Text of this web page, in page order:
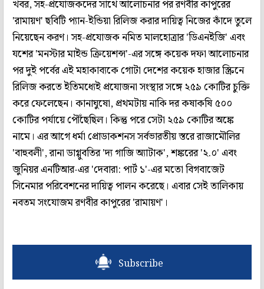
খবর, সহ-প্রযোজকদের সাথে আলোচনার পর রণবীর কাপুরের
'রামায়ণ' ছবিটি প্যান-ইন্ডিয়া রিলিজ করার দায়িত্ব নিজের কাঁদে তুলে
নিয়েছেন করণ। সহ-প্রযোজক নমিত মালহোত্রার 'ডিএনইজি' এবং
যশের 'মনস্টার মাইন্ড ক্রিয়েশন্স'-এর সঙ্গে কয়েক দফা আলোচনার
পর দুই পর্বের এই মহাকাব্যকে গোটা দেশের কয়েক হাজার স্ক্রিনে
রিলিজ করতে ইতিমধ্যেই প্রযোজনা সংস্থার সঙ্গে ২৫৯ কোটির চুক্তি
করে ফেলেছেন। কানাঘুষো, প্রথমটায় নাকি দর কষাকষি ৫০০
কোটির পর্যায়ে পৌঁছেছিল। কিন্তু পরে সেটা ২৫৯ কোটির অঙ্কে
নামে। এর আগে ধর্মা প্রোডাকশনস সর্বভারতীয় স্তরে রাজামৌলির
'বাহুবলী', রানা ডাগ্গুবতির 'দ্য গাজি অ্যাটাক', শঙ্করের '২.০' এবং
জুনিয়র এনটিআর-এর 'দেবারা: পার্ট ১'-এর মতো বিগবাজেট
সিনেমার পরিবেশনের দায়িত্ব পালন করেছে। এবার সেই তালিকায়
নবতম সংযোজম রণবীর কাপুরের 'রামায়ণ'।
Subscribe